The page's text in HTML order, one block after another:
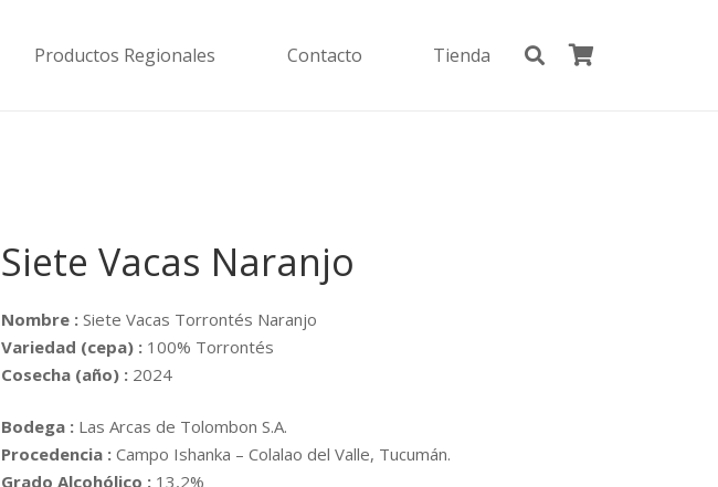
Productos Regionales Contacto Tienda
Siete Vacas Naranjo
Nombre :Siete Vacas Torrontés Naranjo
Variedad (cepa) :100% Torrontés
Cosecha (año) :2024
Bodega :Las Arcas de Tolombon S.A.
Procedencia :Campo Ishanka – Colalao del Valle, Tucumán.
Grado Alcohólico :13,2%